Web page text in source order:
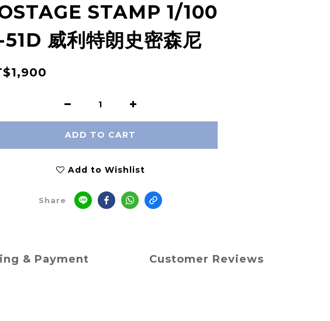
STAMP 1/100
51D 威利特朗史密森尼
ADD TO CART
Add to Wishlist
Share
& Payment Customer Reviews